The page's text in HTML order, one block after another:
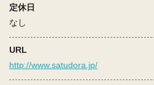
定休日
なし
URL
http://www.satudora.jp/